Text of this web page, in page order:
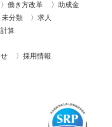
働き方改革
助成金
未分類
求人
算
採用情報